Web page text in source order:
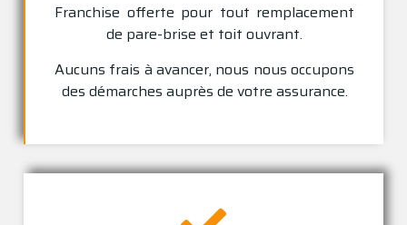
Franchise offerte pour tout remplacement
de pare-brise et toit ouvrant.
Aucuns frais à avancer, nous nous occupons
des démarches auprès de votre assurance.